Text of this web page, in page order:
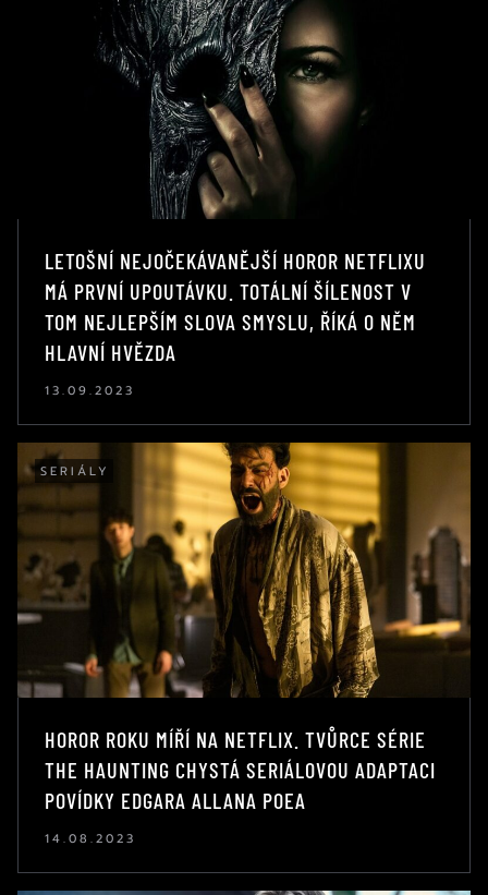
LETOŠNÍ NEJOČEKÁVANĚJŠÍ HOROR NETFLIXU
MÁ PRVNÍ UPOUTÁVKU. TOTÁLNÍ ŠÍLENOST V
TOM NEJLEPŠÍM SLOVA SMYSLU, ŘÍKÁ O NĚM
HLAVNÍ HVĚZDA
13.09.2023
SERIÁLY
HOROR ROKU MÍŘÍ NA NETFLIX. TVŮRCE SÉRIE
THE HAUNTING CHYSTÁ SERIÁLOVOU ADAPTACI
POVÍDKY EDGARA ALLANA POEA
14.08.2023